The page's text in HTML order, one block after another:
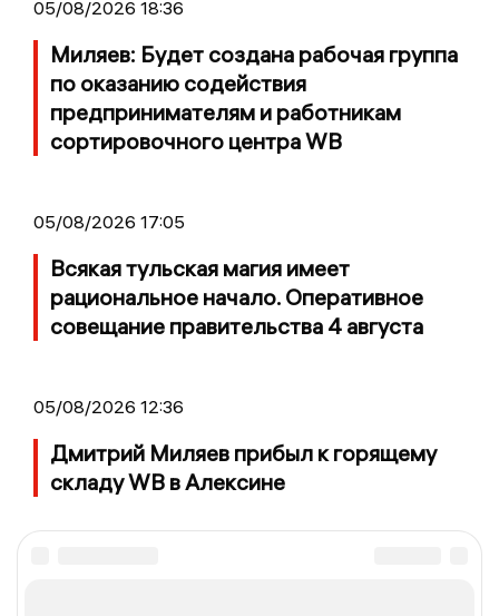
05/08/2026 18:36
Миляев: Будет создана рабочая группа
по оказанию содействия
предпринимателям и работникам
сортировочного центра WB
05/08/2026 17:05
Всякая тульская магия имеет
рациональное начало. Оперативное
совещание правительства 4 августа
05/08/2026 12:36
Дмитрий Миляев прибыл к горящему
складу WB в Алексине